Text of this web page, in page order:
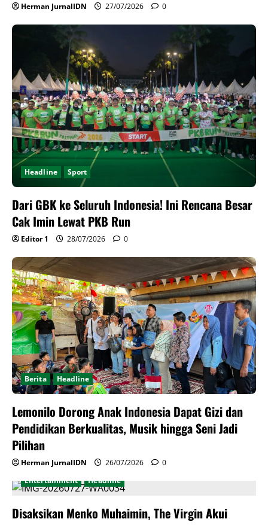
Herman JurnalIDN 27/07/2026 0
Headline Sport
Dari GBK ke Seluruh Indonesia! Ini Rencana Besar
Cak Imin Lewat PKB Run
Editor 1 28/07/2026 0
Berita Headline
Lemonilo Dorong Anak Indonesia Dapat Gizi dan
Pendidikan Berkualitas, Musik hingga Seni Jadi
Pilihan
Herman JurnalIDN 26/07/2026
0
Entertainment
Headline
Disaksikan Menko Muhaimin, The Virgin Akui